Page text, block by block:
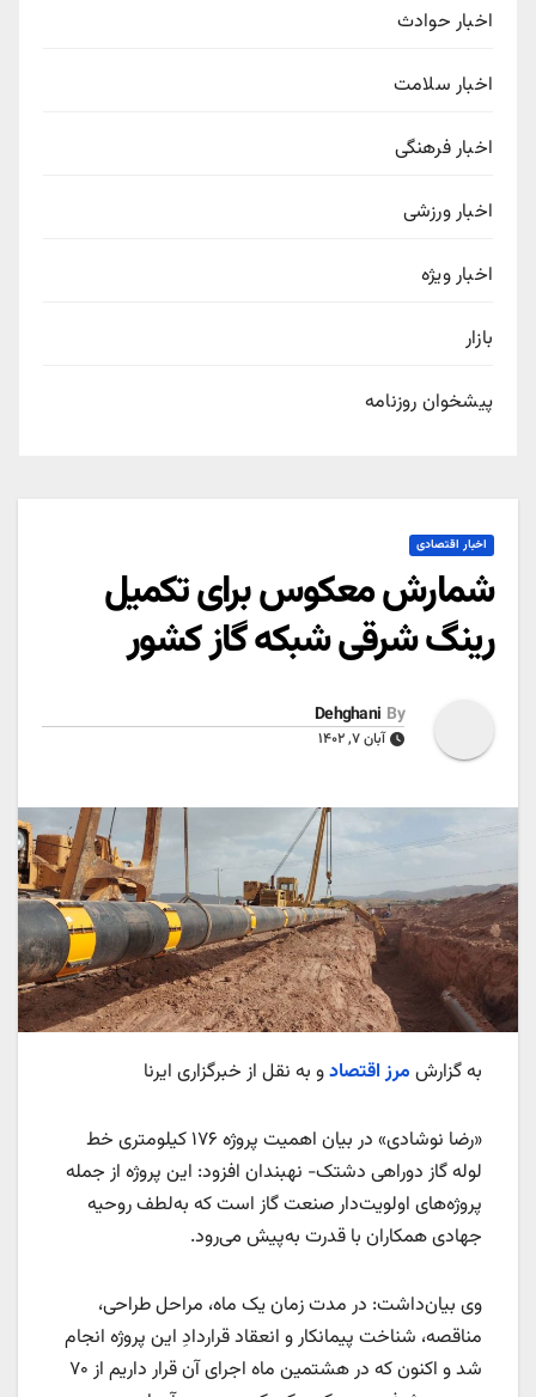
اخبار حوادث
اخبار سلامت
اخبار فرهنگی
اخبار ورزشی
اخبار ویژه
بازار
پیشخوان روزنامه
اخبار اقتصادی
شمارش معکوس برای تکمیل
رینگ شرقی شبکه گاز کشور
By
Dehghani
آبان ۷, ۱۴۰۲
به گزارش مرز اقتصادو به نقل از خبرگزاری ایرنا
«رضا نوشادی» در بیان اهمیت پروژه ۱۷۶ کیلومتری خط
لوله گاز دوراهی دشتک- نهبندان افزود: این پروژه از جمله
پروژه‌های اولویت‌دار صنعت گاز است که به‌لطف روحیه
جهادی همکاران با قدرت به‌پیش می‌رود.
وی بیان‌داشت: در مدت زمان یک‌ ماه، مراحل طراحی،
مناقصه، شناخت پیمانکار و انعقاد قراردادِ این پروژه انجام
شد و اکنون که در هشتمین ماه اجرای آن قرار داریم از ۷۰